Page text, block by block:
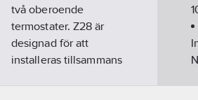
två oberoende
termostater. Z28 är
designad för att
installeras tillsammans